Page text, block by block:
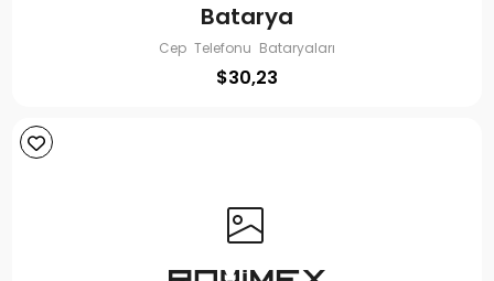
Batarya
Cep Telefonu Bataryaları
$30,23